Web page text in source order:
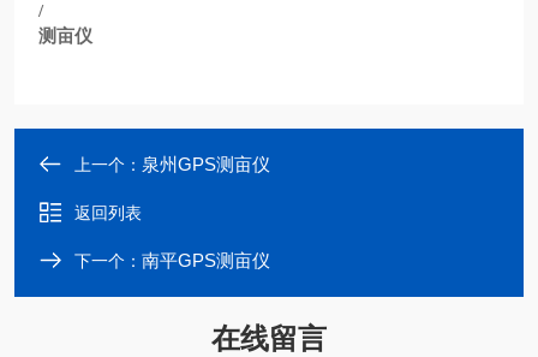
/
测亩仪
上一个： 泉州GPS测亩仪
返回列表
下一个： 南平GPS测亩仪
在线留言